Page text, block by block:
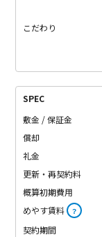
こだわり
SPEC
敷金 / 保証金
償却
礼金
更新・再契約料
概算初期費用
めやす賃料 ？
契約期間